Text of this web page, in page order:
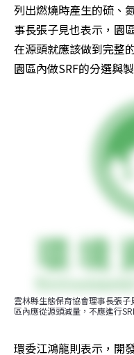
列出燃燒時產生的硫、
事長張子見也表示，園
在源頭就應該做到完整
園區內做SRF的分選與
雲林縣生態保育協會理事長張
區內應從源頭減量，不應進行
環委江鴻龍則表示，開